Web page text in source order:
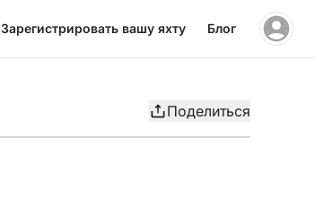
Зарегистрировать вашу яхту Блог
Поделиться